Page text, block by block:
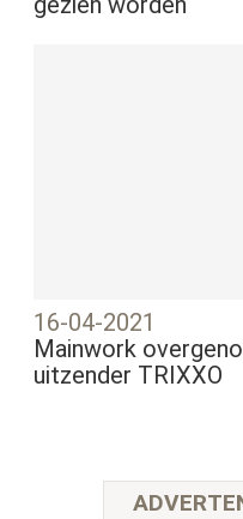
16-04-2021
Mainwork
uitzender TRIXXO